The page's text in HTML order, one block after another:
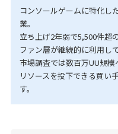
コンソールゲームに特化し
業。
立ち上げ2年弱で5,500件超
ファン層が継続的に利用し
市場調査では数百万UU規
リソースを投下できる買い
す。